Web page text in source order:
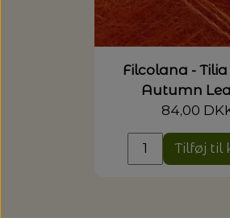
Filcolana - Tilia
Autumn
84,00
Tilføj til